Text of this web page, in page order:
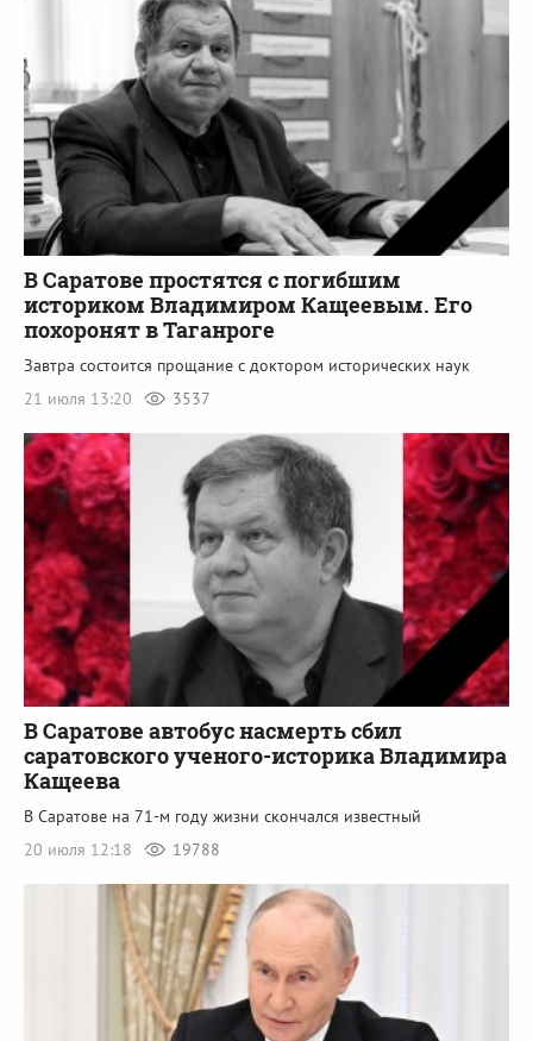
В Саратове простятся с погибшим
историком Владимиром Кащеевым. Его
похоронят в Таганроге
Завтра состоится прощание с доктором исторических наук
21 июля 13:20
3537
В Саратове автобус насмерть сбил
саратовского ученого-историка Владимира
Кащеева
В Саратове на 71-м году жизни скончался известный
20 июля 12:18
19788